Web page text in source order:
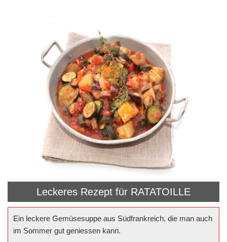
Leckeres Rezept für RATATOILLE
Ein leckere Gemüsesuppe aus Südfrankreich, die man auch
im Sommer gut geniessen kann.